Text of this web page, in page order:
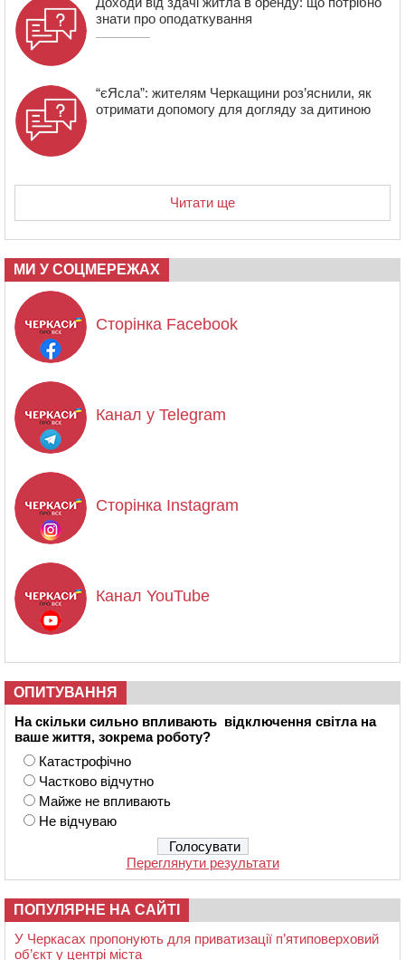
знати про оподаткування
“єЯсла”: жителям Черкащини роз’яснили, як
отримати допомогу для догляду за дитиною
Читати ще
МИ У СОЦМЕРЕЖАХ
Сторінка Facebook
Канал у Telegram
Сторінка Instagram
Канал YouTube
ОПИТУВАННЯ
На скільки сильно впливають відключення світла на
ваше життя, зокрема роботу?
Катастрофічно
Частково відчутно
Майже не впливають
Не відчуваю
Переглянути результати
ПОПУЛЯРНЕ НА САЙТІ
У Черкасах пропонують для приватизації п’ятиповерховий
об’єкт у центрі міста